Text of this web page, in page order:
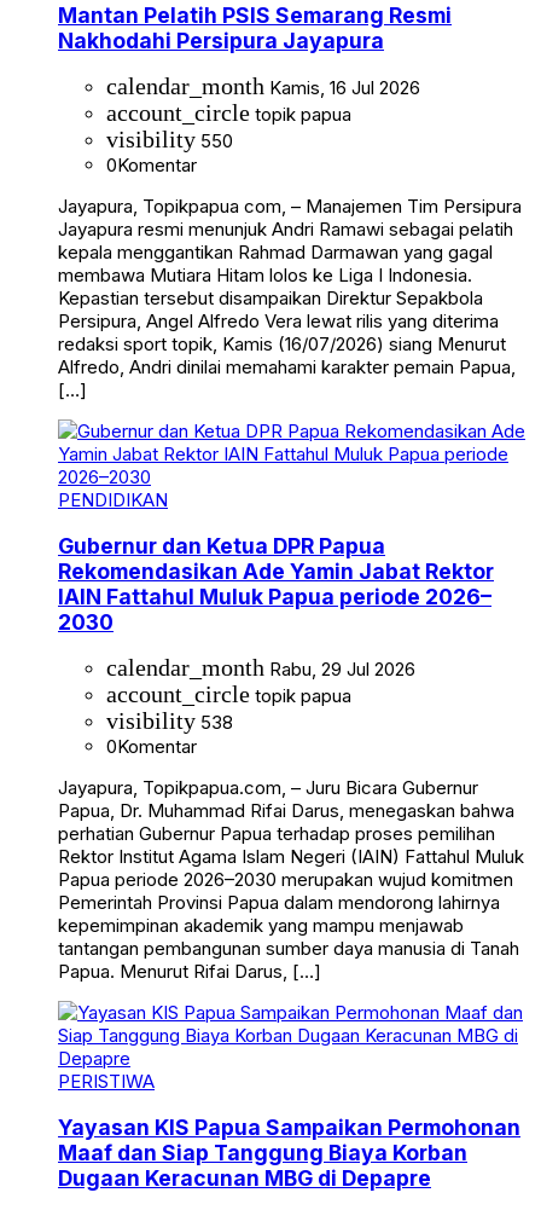
Mantan Pelatih PSIS Semarang Resmi
Nakhodahi Persipura Jayapura
calendar_month Kamis, 16 Jul 2026
account_circle topik papua
visibility 550
0Komentar
Jayapura, Topikpapua com, – Manajemen Tim Persipura
Jayapura resmi menunjuk Andri Ramawi sebagai pelatih
kepala menggantikan Rahmad Darmawan yang gagal
membawa Mutiara Hitam lolos ke Liga I Indonesia.
Kepastian tersebut disampaikan Direktur Sepakbola
Persipura, Angel Alfredo Vera lewat rilis yang diterima
redaksi sport topik, Kamis (16/07/2026) siang Menurut
Alfredo, Andri dinilai memahami karakter pemain Papua,
[…]
PENDIDIKAN
Gubernur dan Ketua DPR Papua
Rekomendasikan Ade Yamin Jabat Rektor
IAIN Fattahul Muluk Papua periode 2026–
2030
calendar_month Rabu, 29 Jul 2026
account_circle topik papua
visibility 538
0Komentar
Jayapura, Topikpapua.com, – Juru Bicara Gubernur
Papua, Dr. Muhammad Rifai Darus, menegaskan bahwa
perhatian Gubernur Papua terhadap proses pemilihan
Rektor Institut Agama Islam Negeri (IAIN) Fattahul Muluk
Papua periode 2026–2030 merupakan wujud komitmen
Pemerintah Provinsi Papua dalam mendorong lahirnya
kepemimpinan akademik yang mampu menjawab
tantangan pembangunan sumber daya manusia di Tanah
Papua. Menurut Rifai Darus, […]
PERISTIWA
Yayasan KIS Papua Sampaikan Permohonan
Maaf dan Siap Tanggung Biaya Korban
Dugaan Keracunan MBG di Depapre